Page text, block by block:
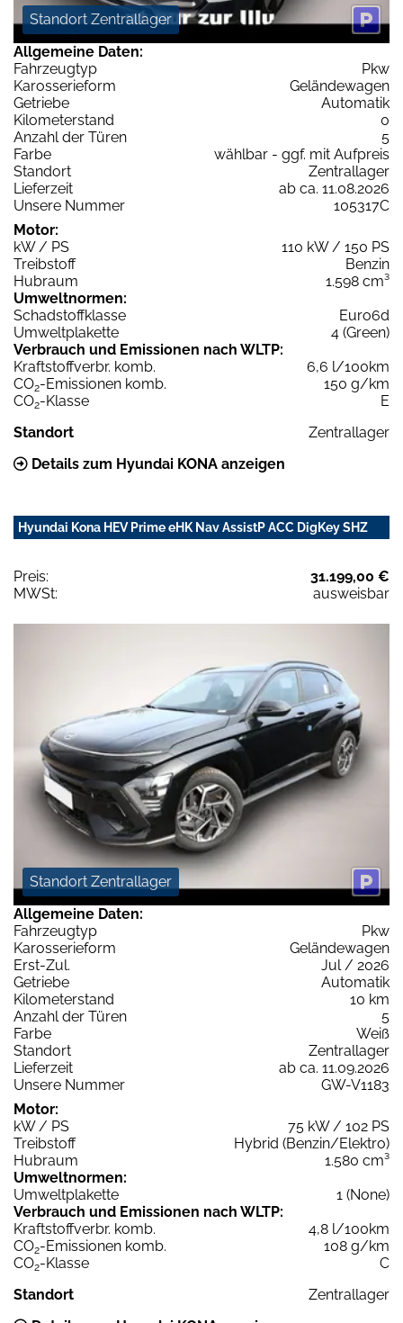
Standort Zentrallager
Allgemeine Daten:
Fahrzeugtyp
Pkw
Karosserieform
Geländewagen
Getriebe
Automatik
Kilometerstand
0
Anzahl der Türen
5
Farbe
wählbar - ggf. mit Aufpreis
Standort
Zentrallager
Lieferzeit
ab ca. 11.08.2026
Unsere Nummer
105317C
Motor:
kW / PS
110 kW / 150 PS
Treibstoff
Benzin
Hubraum
1.598 cm³
Umweltnormen:
Schadstoffklasse
Euro6d
Umweltplakette
4 (Green)
Verbrauch und Emissionen nach WLTP:
Kraftstoffverbr. komb.
6,6 l/100km
CO2-Emissionen komb.
150 g/km
CO2-Klasse
E
Standort
Zentrallager
Details zum Hyundai KONA anzeigen
Hyundai Kona HEV Prime eHK Nav AssistP ACC DigKey SHZ
Preis:
31.199,00 €
MWSt:
ausweisbar
Standort Zentrallager
Allgemeine Daten:
Fahrzeugtyp
Pkw
Karosserieform
Geländewagen
Erst-Zul.
Jul / 2026
Getriebe
Automatik
Kilometerstand
10 km
Anzahl der Türen
5
Farbe
Weiß
Standort
Zentrallager
Lieferzeit
ab ca. 11.09.2026
Unsere Nummer
GW-V1183
Motor:
kW / PS
75 kW / 102 PS
Treibstoff
Hybrid (Benzin/Elektro)
Hubraum
1.580 cm³
Umweltnormen:
Umweltplakette
1 (None)
Verbrauch und Emissionen nach WLTP:
Kraftstoffverbr. komb.
4,8 l/100km
CO2-Emissionen komb.
108 g/km
CO2-Klasse
C
Standort
Zentrallager